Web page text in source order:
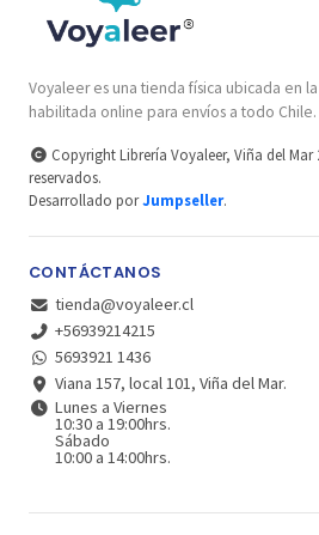
Voyaleer es una tienda física ubicada en
habilitada online para envíos a todo Chile.
Copyright Librería Voyaleer, Viña del Mar
reservados.
Desarrollado porJumpseller.
CONTÁCTANOS
tienda@voyaleer.cl
+56939214215
5693921 1436
Viana 157, local 101, Viña del Mar.
Lunes a Viernes
10:30 a 19:00hrs.
Sábado
10:00 a 14:00hrs.